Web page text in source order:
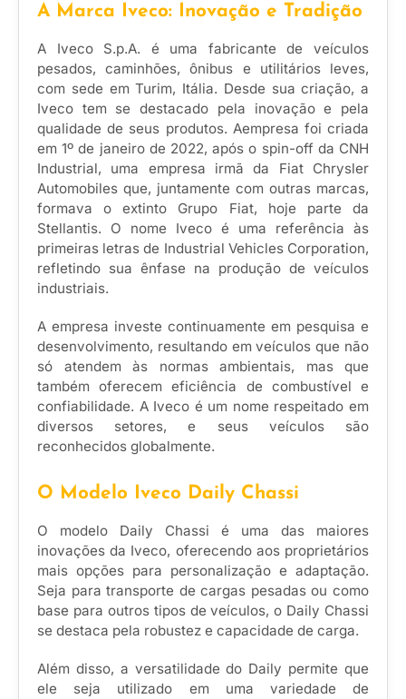
A Marca Iveco: Inovação e Tradição
A Iveco S.p.A. é uma fabricante de veículos
pesados, caminhões, ônibus e utilitários leves,
com sede em Turim, Itália. Desde sua criação, a
Iveco tem se destacado pela inovação e pela
qualidade de seus produtos. Aempresa foi criada
em 1º de janeiro de 2022, após o spin-off da CNH
Industrial, uma empresa irmã da Fiat Chrysler
Automobiles que, juntamente com outras marcas,
formava o extinto Grupo Fiat, hoje parte da
Stellantis. O nome Iveco é uma referência às
primeiras letras de Industrial Vehicles Corporation,
refletindo sua ênfase na produção de veículos
industriais.
A empresa investe continuamente em pesquisa e
desenvolvimento, resultando em veículos que não
só atendem às normas ambientais, mas que
também oferecem eficiência de combustível e
confiabilidade. A Iveco é um nome respeitado em
diversos setores, e seus veículos são
reconhecidos globalmente.
O Modelo Iveco Daily Chassi
O modelo Daily Chassi é uma das maiores
inovações da Iveco, oferecendo aos proprietários
mais opções para personalização e adaptação.
Seja para transporte de cargas pesadas ou como
base para outros tipos de veículos, o Daily Chassi
se destaca pela robustez e capacidade de carga.
Além disso, a versatilidade do Daily permite que
ele seja utilizado em uma variedade de